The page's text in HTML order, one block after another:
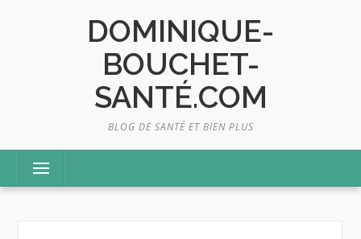
DOMINIQUE-
BOUCHET-
SANTÉ.COM
BLOG DE SANTÉ ET BIEN PLUS
Menu